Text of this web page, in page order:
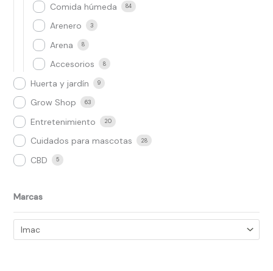
Comida húmeda 84
Arenero 3
Arena 8
Accesorios 8
Huerta y jardín 9
Grow Shop​ 63
Entretenimiento 20
Cuidados para mascotas 28
CBD 5
Marcas